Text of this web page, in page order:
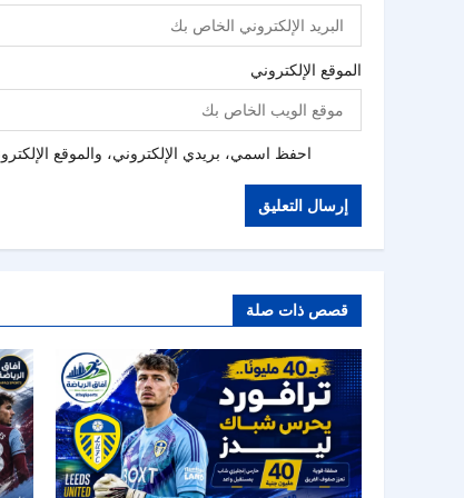
الموقع الإلكتروني
احفظ اسمي، بريدي الإلكتروني، والموقع
قصص ذات صلة